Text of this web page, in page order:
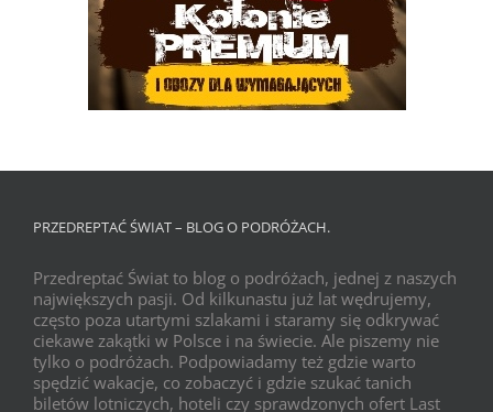
PRZEDREPTAĆ ŚWIAT – BLOG O PODRÓŻACH.
Przedreptać Świat to blog o podróżach, jednej z naszych
największych pasji. Od kilkunastu już lat wędrujemy,
często poza utartymi szlakami i staramy się odkrywać
ciekawe zakątki w Polsce i na świecie. Ale piszemy nie
tylko o podróżach. Podpowiadamy też gdzie warto
spędzić wakacje, co zobaczyć i gdzie szukać tanich
biletów lotniczych, hoteli czy sprawdzonych ofert Last